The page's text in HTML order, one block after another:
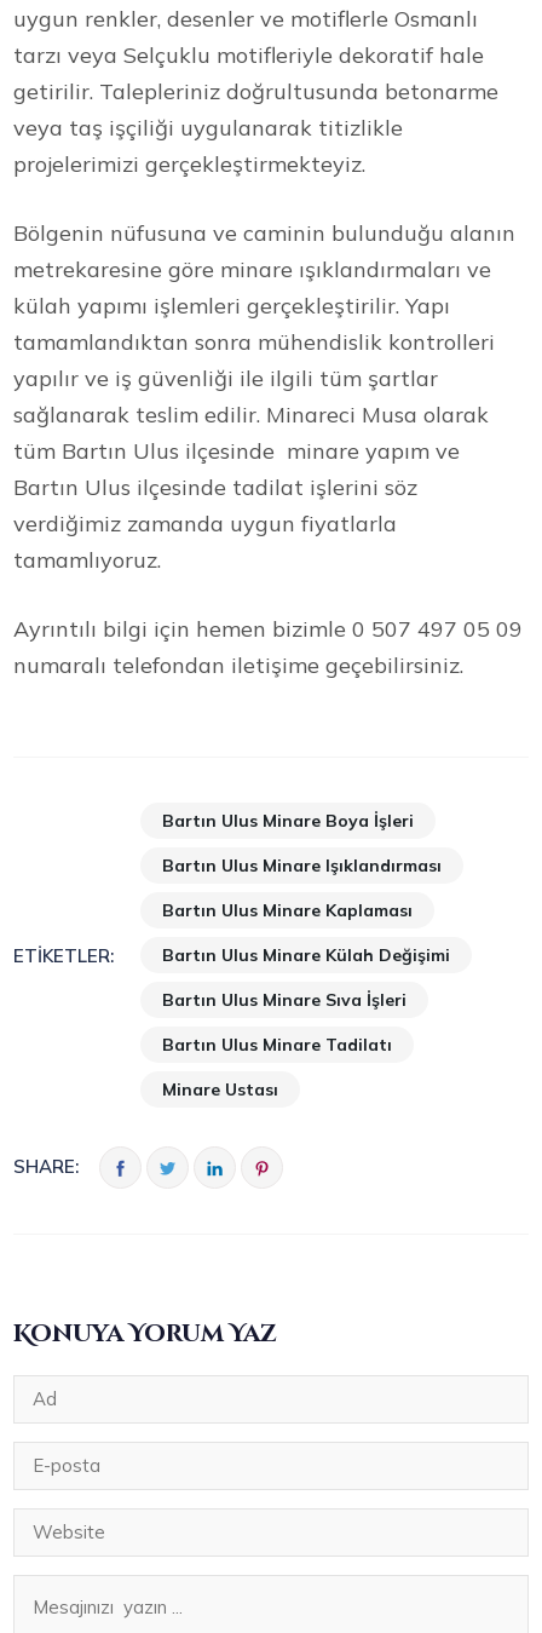
uygun renkler, desenler ve motiflerle Osmanlı
tarzı veya Selçuklu motifleriyle dekoratif hale
getirilir. Talepleriniz doğrultusunda betonarme
veya taş işçiliği uygulanarak titizlikle
projelerimizi gerçekleştirmekteyiz.
Bölgenin nüfusuna ve caminin bulunduğu alanın
metrekaresine göre minare ışıklandırmaları ve
külah yapımı işlemleri gerçekleştirilir. Yapı
tamamlandıktan sonra mühendislik kontrolleri
yapılır ve iş güvenliği ile ilgili tüm şartlar
sağlanarak teslim edilir. Minareci Musa olarak
tüm Bartın Ulus ilçesinde minare yapım ve
Bartın Ulus ilçesinde tadilat işlerini söz
verdiğimiz zamanda uygun fiyatlarla
tamamlıyoruz.
Ayrıntılı bilgi için hemen bizimle 0 507 497 05 09
numaralı telefondan iletişime geçebilirsiniz.
ETIKETLER:
Bartın Ulus Minare Boya İşleri
Bartın Ulus Minare Işıklandırması
Bartın Ulus Minare Kaplaması
Bartın Ulus Minare Külah Değişimi
Bartın Ulus Minare Sıva İşleri
Bartın Ulus Minare Tadilatı
Minare Ustası
SHARE:
Konuya Yorum Yaz